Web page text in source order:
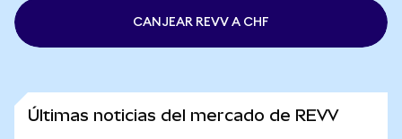
CANJEAR REVV A CHF
Últimas noticias del mercado de REVV